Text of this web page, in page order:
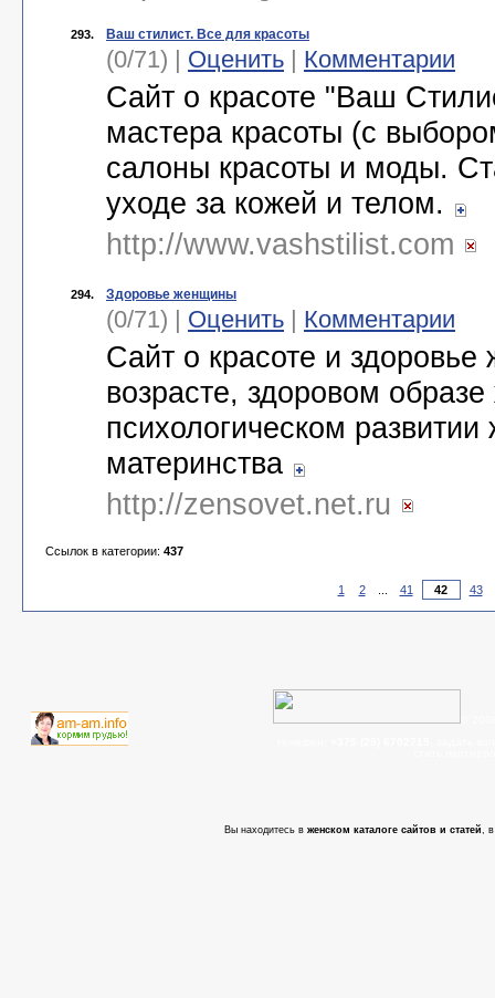
293. Ваш стилист. Все для красоты
(0/71) | Оценить | Комментарии
Сайт о красоте "Ваш
мастера красоты (с
салоны красоты и моды.
уходе за кожей и телом.
http://www.vashstilist.com
294. Здоровье женщины
(0/71) | Оценить | Комментарии
Сайт о красоте и
возрасте, здоровом
психологическом
материнства
http://zensovet.net.ru
Ссылок в категории: 437
1 2 41 43
Вы находитесь в женском каталоге сайтов и статей, в